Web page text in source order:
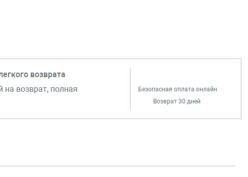
возврата
на возврат, полная
Безопасная оплата онлайн
Возврат 30 дней